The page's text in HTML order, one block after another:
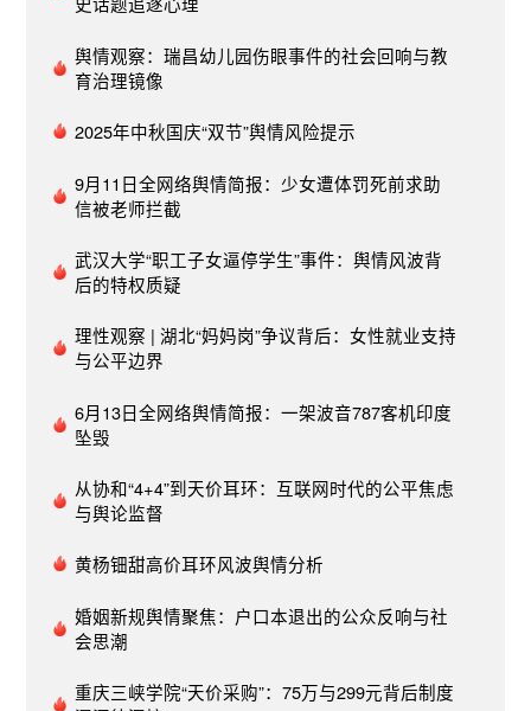
网络综合治理，加强网络社交平台、各类公众账号
质、文化素质和道德素质,会影响网络舆情监督的效
果，可以通过提高网民各方面素养推动网络舆论良
性发展。网络技 术已经深刻地影响着人们的社会生
活,传统的政治生态也因互联网的发展而有所改变。
舆情处置的“名场面”，时刻提醒着各级领导干部积
极适应新媒体、善用新媒体，将其作为提高执政能
各级领导干部一方面要加快更迭新媒体认知，尊重
受众的参与权，重视其背后的民意表达及利益诉
求；另一方面要充分认识网络舆情的深刻影响，把
握网络舆情的发展趋势，通过充分的探讨和具体的
分析来纾解舆论情绪、凝聚社会共识。这就要求各
级领导干部牢固树立底线思维，多花精力解疑释
惑，多花功夫活血化瘀，改进对公共事件的舆情处
（本文载于人民网内参《网络舆情》2020年第73-
74期）作者：颜陈
惩治妨害公共交通工具安全驾驶违法犯罪行为的指
险。02启示要从源头和根本上用力着力。在具体工
作中，要更深一层、更前一步，提前介入重要会
议、重要活动、重要改革等舆情导控，提前预判预
同类舆情暴露出的问题隐患，抓早抓小、防微杜
渐，从源头和苗头上消除和化解风险。对于已然发
展，根据舆情态势和关注焦点，把握舆论节奏和频
度，坚持通过一个口子，注意有节奏、有节点、有
技巧，准确有序、及时主动地发布权威信息，有效
回应舆论关切，牢牢掌握舆论引导主动权、主导
其原因是：到达现场可以减少信息传递的中间环
节，分析师可以及时掌握原生态的信息，避免信息
过滤、转手带来误判。 舆情服务“窗口指导”前置的
门面对面沟通，必要的情况下可以参与舆情会商，
有效的决策。成熟的舆情分析师到达现场，还有助
于整合服务资源，统筹网上网下两个“战场”，打通
前方后方两个“指挥部”，对事件妥处极有必要和帮
助。 目前，网络舆情的主体多元、内容丰富、传播
迅捷等特点，正在重塑传统危机公关的信息生态。
在具体的舆情实践中，社会管理者依托专业的舆情
“窗口指导”，不仅能及时、大容量和长时效地进行
度调研和精准剖析，推动基层社会治理向好转化，
这对社会管理者采纳民意修正决策具有较强的现实
意义。 来源：舆情観察 作者-颜陈
部门过不去，确实是最近几起重大舆情中，宣传部
门的表现过于让人失望。重庆公交坠江事件中，有
轿车坠入江中，正是因为这个报道，让女司机成为
万夫所指，蒙受了莫大冤屈，相关媒体也跟着被
批，而事后有媒体反映他们是从万州宣传部门得到
宣传部门提供给媒体的稿件，草率地将事件定性为
“交通肇事”，而公安机关的调查结论却是以危险方
队友的角色。据新京报报道，记者于事发后不久的
11时45分向沙湾宣传部了解，工作人员向记者确认
死亡人数为9人，其中有孕妇。网络截图正是基于
新京报采访到的“权威”信息，后续报道中许多媒体
纷纷将死亡人数调整为9人。对于信息来源问题，
虽然新京报在一些突发事件中经常弄错死伤人数，
但这次我们有足够的理由相信这个死亡9人的数据
不敢用宣传部的牌子来抢新闻。那么这就尴尬了，
网民应该信谁的。但有一点是不可回避的，就是宣
传部和公安局的沟通不到位、信息不畅通，导致了
信息出口不统一。这个教训很深刻。按说宣传部门
舆情观察：瑞昌幼儿园伤眼事件的社会回响与教
育治理镜像
2025年中秋国庆“双节”舆情风险提示
9月11日全网络舆情简报：少女遭体罚死前求助
信被老师拦截
武汉大学“职工子女逼停学生”事件：舆情风波背
后的特权质疑
理性观察 | 湖北“妈妈岗”争议背后：女性就业支持
与公平边界
6月13日全网络舆情简报：一架波音787客机印度
坠毁
从协和“4+4”到天价耳环：互联网时代的公平焦虑
与舆论监督
黄杨钿甜高价耳环风波舆情分析
婚姻新规舆情聚焦：户口本退出的公众反响与社
会思潮
重庆三峡学院“天价采购”：75万与299元背后制度